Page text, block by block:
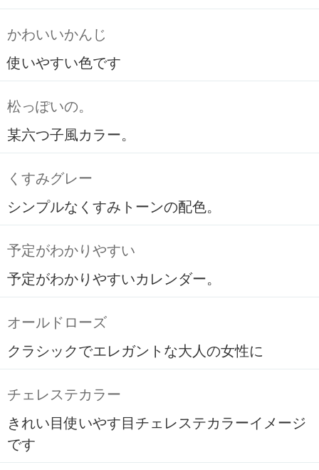
かわいいかんじ
使いやすい色です
松っぽいの。
某六つ子風カラー。
くすみグレー
シンプルなくすみトーンの配色。
予定がわかりやすい
予定がわかりやすいカレンダー。
オールドローズ
クラシックでエレガントな大人の女性に
チェレステカラー
きれい目使いやす目チェレステカラーイメージ
です